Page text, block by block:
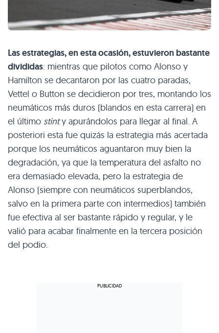
Las estrategias, en esta ocasión, estuvieron bastante
divididas: mientras que pilotos como Alonso y
Hamilton se decantaron por las cuatro paradas,
Vettel o Button se decidieron por tres, montando los
neumáticos más duros (blandos en esta carrera) en
el último stinty apurándolos para llegar al final. A
posteriori esta fue quizás la estrategia más acertada
porque los neumáticos aguantaron muy bien la
degradación, ya que la temperatura del asfalto no
era demasiado elevada, pero la estrategia de
Alonso (siempre con neumáticos superblandos,
salvo en la primera parte con intermedios) también
fue efectiva al ser bastante rápido y regular, y le
valió para acabar finalmente en la tercera posición
del podio.